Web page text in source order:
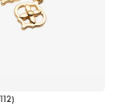
112)